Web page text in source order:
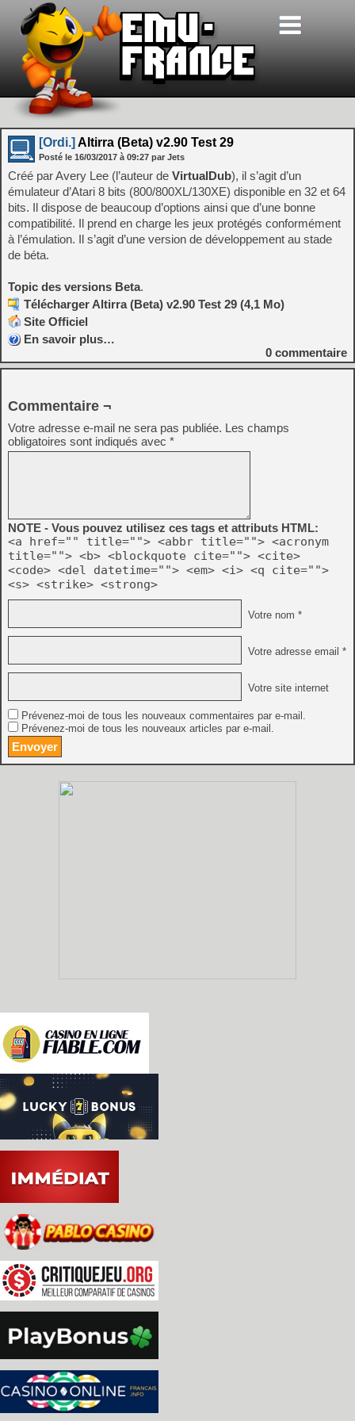
[Ordi.] Altirra (Beta) v2.90 Test 29
Posté le 16/03/2017 à 09:27 par Jets
Créé par Avery Lee (l’auteur de VirtualDub), il s’agit d’un
émulateur d’Atari 8 bits (800/800XL/130XE) disponible en 32 et 64
bits. Il dispose de beaucoup d’options ainsi que d’une bonne
compatibilité. Il prend en charge les jeux protégés conformément
à l’émulation. Il s’agit d’une version de développement au stade
de béta.
Topic des versions Beta.
Télécharger Altirra (Beta) v2.90 Test 29 (4,1 Mo)
Site Officiel
En savoir plus…
0 commentaire
Commentaire ¬
Votre adresse e-mail ne sera pas publiée. Les champs
obligatoires sont indiqués avec *
NOTE - Vous pouvez utilisez ces tags et attributs HTML:
<a href="" title=""> <abbr title=""> <acronym
title=""> <b> <blockquote cite=""> <cite>
<code> <del datetime=""> <em> <i> <q cite="">
<s> <strike> <strong>
Votre nom *
Votre adresse email *
Votre site internet
Prévenez-moi de tous les nouveaux commentaires par e-mail.
Prévenez-moi de tous les nouveaux articles par e-mail.